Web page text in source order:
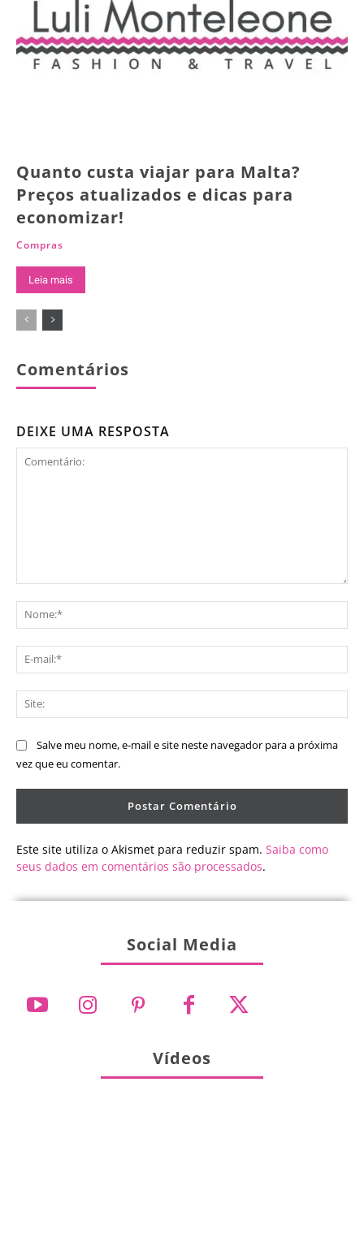
Quanto custa viajar para Malta?
Preços atualizados e dicas para
economizar!
Compras
Leia mais
Comentários
DEIXE UMA RESPOSTA
Salve meu nome, e-mail e site neste navegador para a próxima
vez que eu comentar.
Este site utiliza o Akismet para reduzir spam. Saiba como
seus dados em comentários são processados.
Social Media
Vídeos